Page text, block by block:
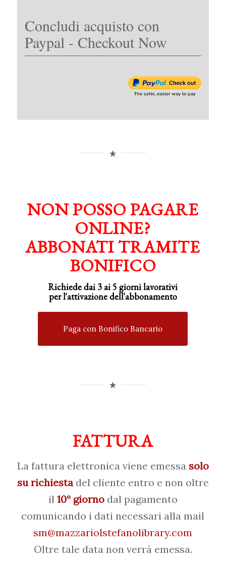
Concludi acquisto con
Paypal - Checkout Now
NON POSSO PAGARE
ONLINE?
ABBONATI TRAMITE
BONIFICO
Richiede dai 3 ai 5 giorni lavorativi
perl'attivazionedell'abbonamento
Paga con Bonifico Bancario
FATTURA
La fattura elettronica viene emessasolo
su richiestadel cliente entro e non oltre
il 10° giornodal pagamento
comunicando i dati necessari alla mail
sm@mazzariolstefanolibrary.com
Oltre tale data non verrà emessa.